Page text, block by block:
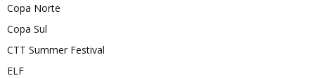
Copa Norte
Copa Sul
CTT Summer Festival
ELF